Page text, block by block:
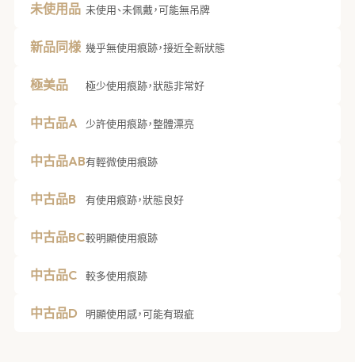
未使用品 未使用、未佩戴，可能無吊牌
新品同様 幾乎無使用痕跡，接近全新狀態
極美品 極少使用痕跡，狀態非常好
中古品A 少許使用痕跡，整體漂亮
中古品AB有輕微使用痕跡
中古品B 有使用痕跡，狀態良好
中古品BC較明顯使用痕跡
中古品C 較多使用痕跡
中古品D 明顯使用感，可能有瑕疵